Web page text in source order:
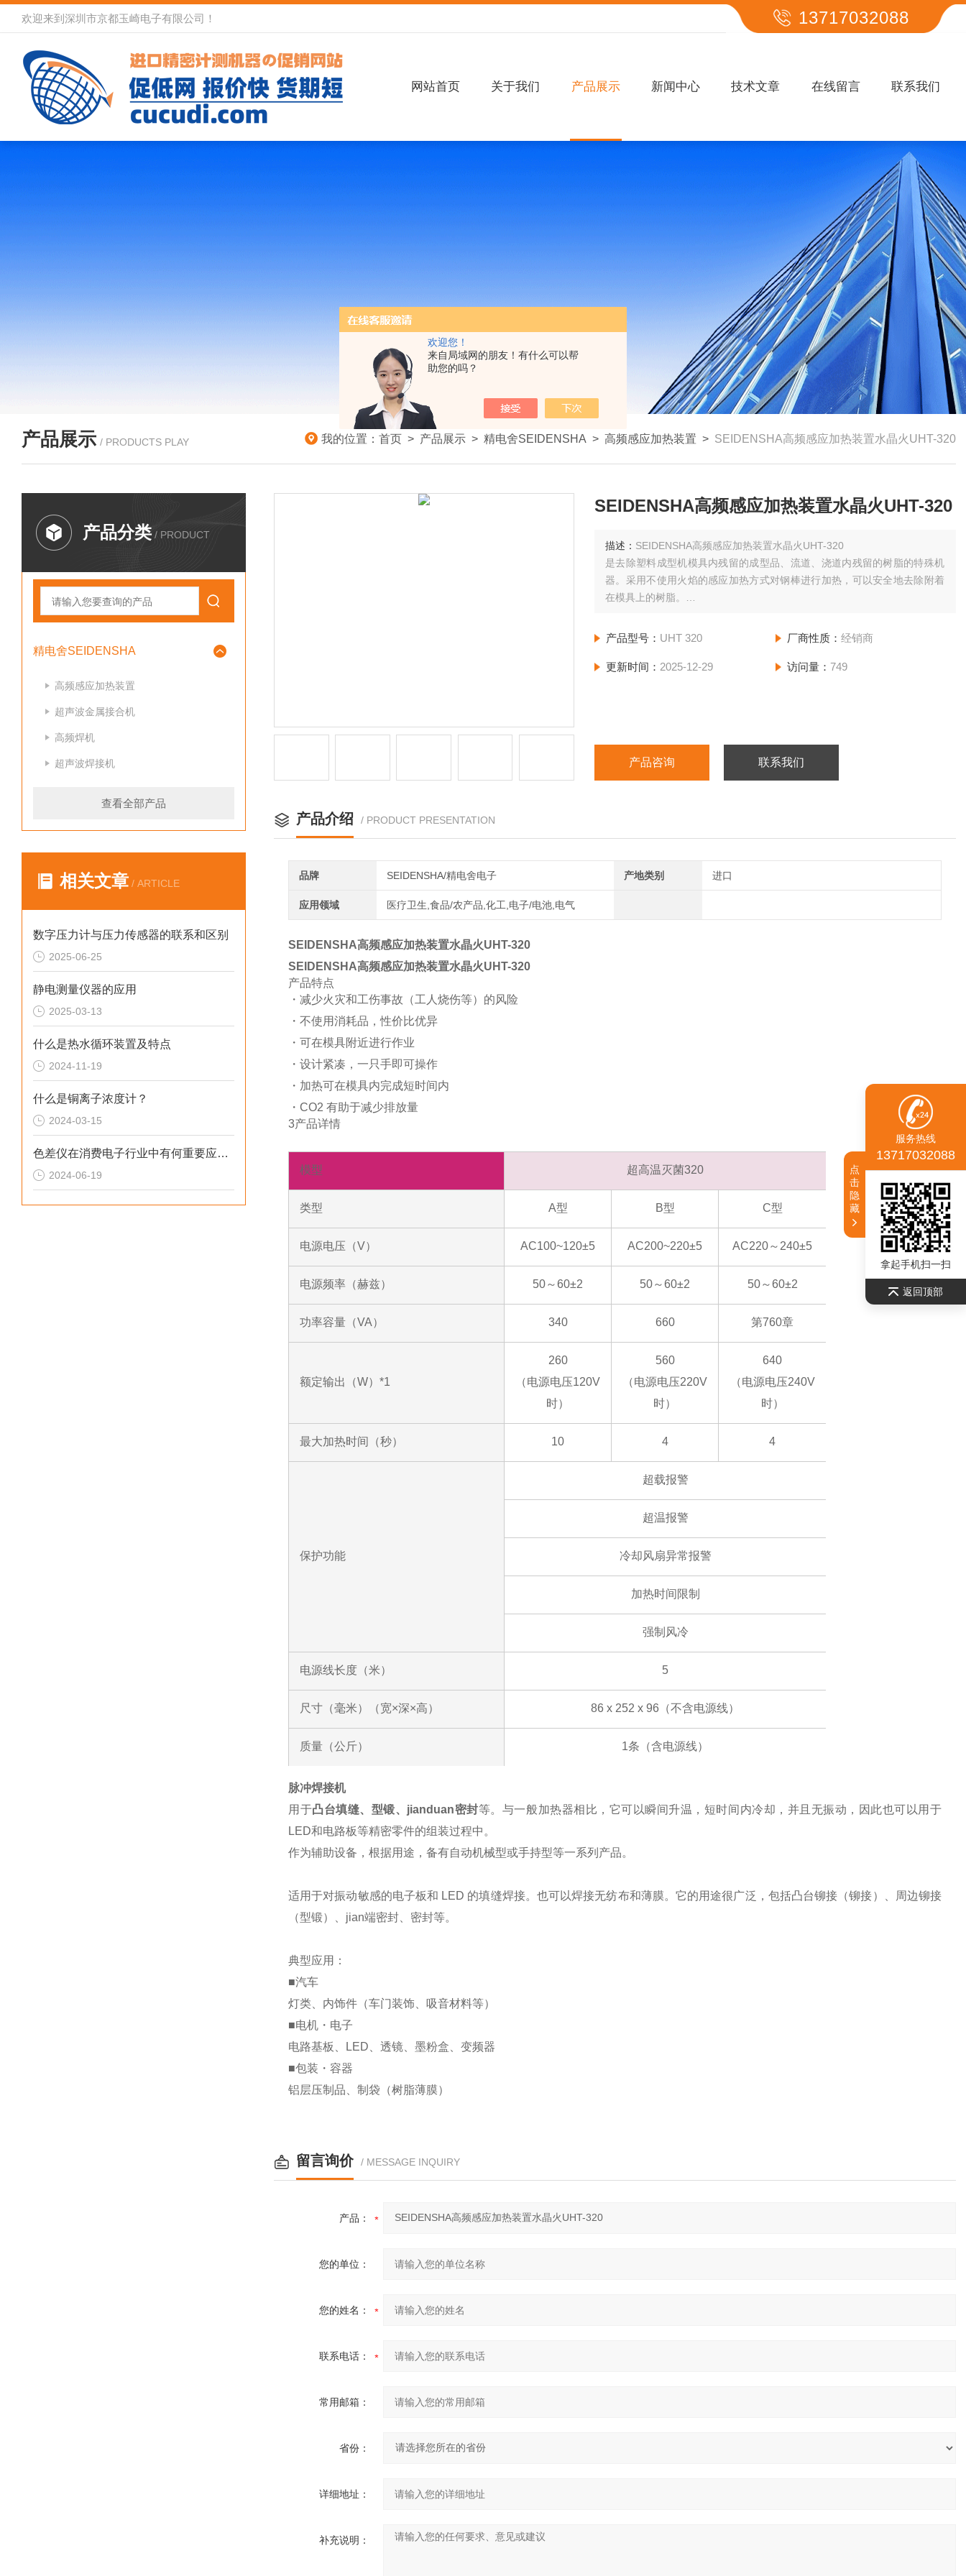
欢迎您！
来自局域网的朋友！有什么可以帮
助您的吗？
欢迎来到深圳市京都玉崎电子有限公司！ 13717032088
网站首页 关于我们 产品展示 新闻中心 技术文章 在线留言 联系我们
产品展示 / PRODUCTS PLAY 我的位置： 首页 > 产品展示 > 精电舍SEIDENSHA > 高频感应加热装置 > SEIDENSHA高频感应加热装置水晶火UHT-320
产品分类 / PRODUCT
精电舍SEIDENSHA
高频感应加热装置
超声波金属接合机
高频焊机
超声波焊接机
查看全部产品
相关文章 / ARTICLE
数字压力计与压力传感器的联系和区别
2025-06-25
静电测量仪器的应用
2025-03-13
什么是热水循环装置及特点
2024-11-19
什么是铜离子浓度计？
2024-03-15
色差仪在消费电子行业中有何重要应用？
2024-06-19
SEIDENSHA高频感应加热装置水晶火UHT-320
描述： SEIDENSHA高频感应加热装置水晶火UHT-320
是去除塑料成型机模具内残留的成型品、流道、浇道内残留的树脂的特殊机
器。采用不使用火焰的感应加热方式对钢棒进行加热，可以安全地去除附着
在模具上的树脂。
产品型号： UHT 320 厂商性质： 经销商
更新时间： 2025-12-29 访问量： 749
产品咨询 联系我们
产品介绍 / PRODUCT PRESENTATION
品牌 SEIDENSHA/精电舍电子 产地类别 进口
应用领域 医疗卫生,食品/农产品,化工,电子/电池,电气
SEIDENSHA高频感应加热装置水晶火UHT-320
SEIDENSHA高频感应加热装置水晶火UHT-320
产品特点
・减少火灾和工伤事故（工人烧伤等）的风险
・不使用消耗品，性价比优异
・可在模具附近进行作业
・设计紧凑，一只手即可操作
・加热可在模具内完成短时间内
・CO2 有助于减少排放量
3产品详情
模型 超高温灭菌320
类型 A型 B型 C型
电源电压（V） AC100~120±5 AC200~220±5 AC220～240±5
电源频率（赫兹） 50～60±2 50～60±2 50～60±2
功率容量（VA） 340 660 第760章
额定输出（W）*1
260
（电源电压120V
时）
560
（电源电压220V
时）
640
（电源电压240V
时）
最大加热时间（秒） 10 4 4
保护功能
超载报警
超温报警
冷却风扇异常报警
加热时间限制
强制风冷
电源线长度（米） 5
尺寸（毫米）（宽×深×高） 86 x 252 x 96（不含电源线）
质量（公斤） 1条（含电源线）
脉冲焊接机
用于凸台填缝、型锻、jianduan密封等。与一般加热器相比，它可以瞬间升温，短时间内冷却，并且无振动，因此也可以用于
LED和电路板等精密零件的组装过程中。
作为辅助设备，根据用途，备有自动机械型或手持型等一系列产品。
适用于对振动敏感的电子板和 LED 的填缝焊接。也可以焊接无纺布和薄膜。它的用途很广泛，包括凸台铆接（铆接）、周边铆接
（型锻）、jian端密封、密封等。
典型应用：
■汽车
灯类、内饰件（车门装饰、吸音材料等）
■电机・电子
电路基板、
LED 、透镜、墨粉盒、 变频器
■包装・容器
铝层压制品、制袋（树脂薄膜）
留言询价 / MESSAGE INQUIRY
产品：
您的单位：
您的姓名：
联系电话：
常用邮箱：
省份：
详细地址：
补充说明：
服务热线
13717032088
拿起手机扫一扫
返回顶部
点
击
隐
藏